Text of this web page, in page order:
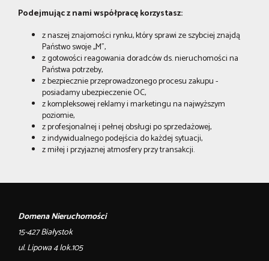
Podejmując z nami współpracę korzystasz:
z naszej znajomości rynku, który sprawi ze szybciej znajdą
Państwo swoje ,,M”,
z gotowości reagowania doradców ds. nieruchomości na
Państwa potrzeby,
z bezpiecznie przeprowadzonego procesu zakupu -
posiadamy ubezpieczenie OC,
z kompleksowej reklamy i marketingu na najwyższym
poziomie,
z profesjonalnej i pełnej obsługi po sprzedażowej,
z indywidualnego podejścia do każdej sytuacji,
z miłej i przyjaznej atmosfery przy transakcji.
Domena Nieruchomości
15-427 Białystok
ul. Lipowa 4 lok.105